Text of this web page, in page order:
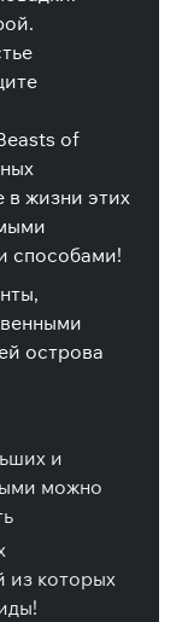
of
в жизни этих
способами!
острова
и
можно
из которых